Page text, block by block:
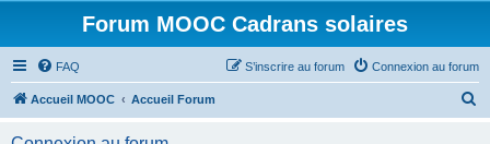
Forum MOOC Cadrans solaires
FAQ Connexion au forum
S’inscrire au forum
Accueil MOOC Accueil Forum